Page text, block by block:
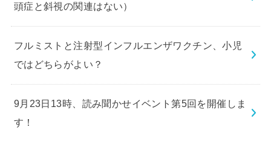
頭症と斜視の関連はない）
フルミストと注射型インフルエンザワクチン、小児
ではどちらがよい？
9月23日13時、読み聞かせイベント第5回を開催しま
す！